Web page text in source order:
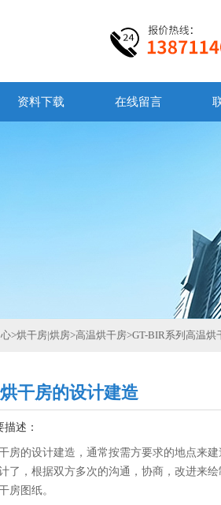
资料下载 在线留言
>烘干房|烘房>高温烘干房>GT-BIR系列高温烘
干房的设计建造
描述：
房的设计建造，通常按需方要求的地点来
了，根据双方多次的沟通，协商，改进来
房图纸。